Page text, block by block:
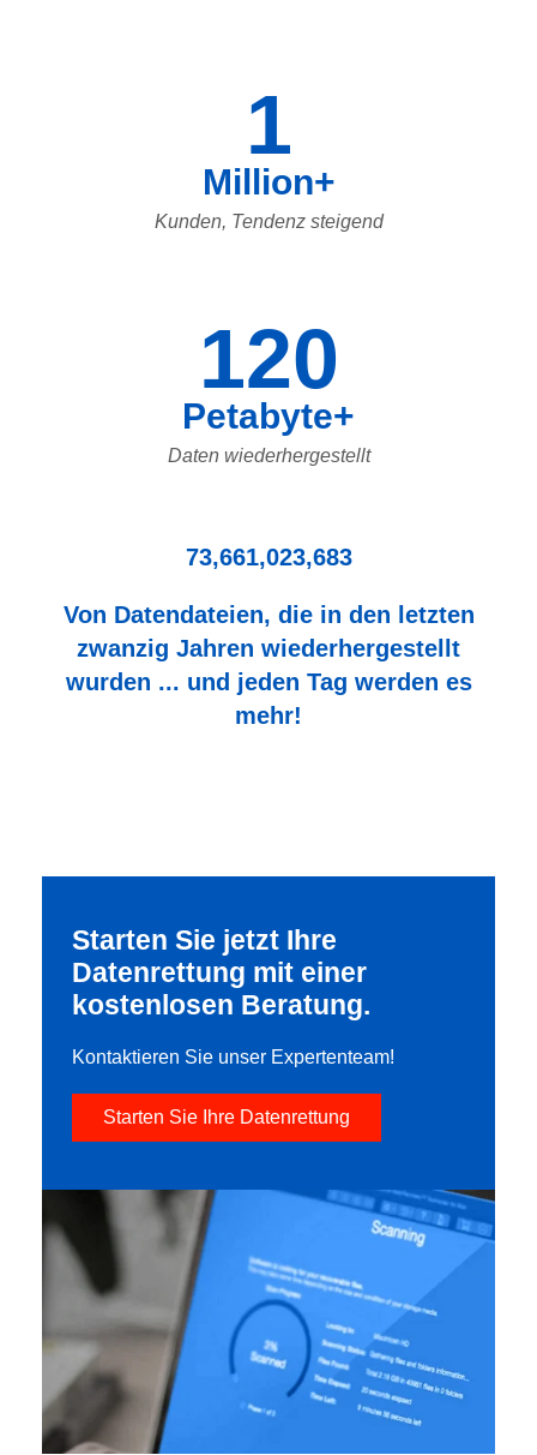
1
Million+
Kunden, Tendenz steigend
120
Petabyte+
Daten wiederhergestellt
73,661,023,683
Von Datendateien, die in den letzten
zwanzig Jahren wiederhergestellt
wurden ... und jeden Tag werden es
mehr!
Starten Sie jetzt Ihre
Datenrettung mit einer
kostenlosen Beratung.
Kontaktieren Sie unser Expertenteam!
Starten Sie Ihre Datenrettung